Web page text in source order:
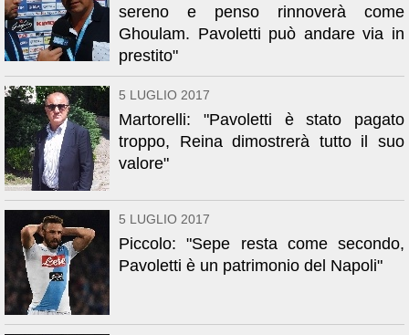
sereno e penso rinnoverà come
Ghoulam. Pavoletti può andare via in
prestito"
5 LUGLIO 2017
Martorelli: "Pavoletti è stato pagato
troppo, Reina dimostrerà tutto il suo
valore"
5 LUGLIO 2017
Piccolo: "Sepe resta come secondo,
Pavoletti è un patrimonio del Napoli"